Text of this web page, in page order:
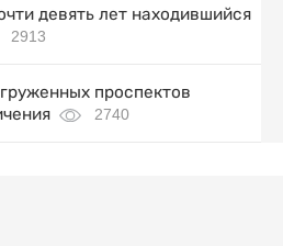
девять лет находившийся
2913
проспектов
2740